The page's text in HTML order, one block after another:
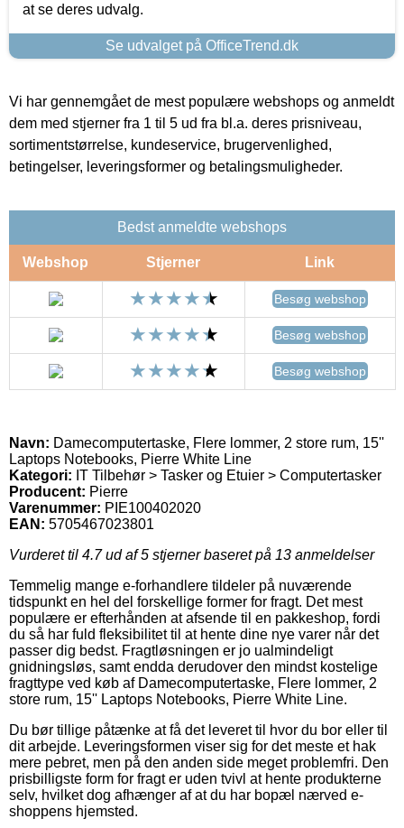
at se deres udvalg.
Se udvalget på OfficeTrend.dk
Vi har gennemgået de mest populære webshops og anmeldt
dem med stjerner fra 1 til 5 ud fra bl.a. deres prisniveau,
sortimentstørrelse, kundeservice, brugervenlighed,
betingelser, leveringsformer og betalingsmuligheder.
Bedst anmeldte webshops
Webshop Stjerner Link
Besøg webshop
Besøg webshop
Besøg webshop
Navn: Damecomputertaske, Flere lommer, 2 store rum, 15''
Laptops Notebooks, Pierre White Line
Kategori: IT Tilbehør > Tasker og Etuier > Computertasker
Producent: Pierre
Varenummer: PIE100402020
EAN: 5705467023801
Vurderet til 4.7ud af 5 stjerner baseret på 13 anmeldelser
Temmelig mange e-forhandlere tildeler på nuværende
tidspunkt en hel del forskellige former for fragt. Det mest
populære er efterhånden at afsende til en pakkeshop, fordi
du så har fuld fleksibilitet til at hente dine nye varer når det
passer dig bedst. Fragtløsningen er jo ualmindeligt
gnidningsløs, samt endda derudover den mindst kostelige
fragttype ved køb af Damecomputertaske, Flere lommer, 2
store rum, 15'' Laptops Notebooks, Pierre White Line.
Du bør tillige påtænke at få det leveret til hvor du bor eller til
dit arbejde. Leveringsformen viser sig for det meste et hak
mere pebret, men på den anden side meget problemfri. Den
prisbilligste form for fragt er uden tvivl at hente produkterne
selv, hvilket dog afhænger af at du har bopæl nærved e-
shoppens hjemsted.